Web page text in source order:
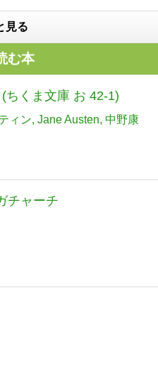
見る
む本
ちくま文庫 お 42-1)
ィン Jane Austen 中野康
チャーチ